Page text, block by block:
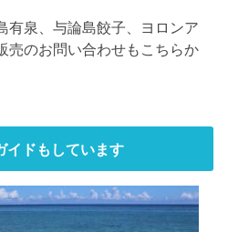
有泉、与論島餃子、ヨロンア
売のお問い合わせもこちらか
イドもしています